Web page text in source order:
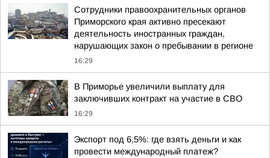
Сотрудники правоохранительных органов
Приморского края активно пресекают
деятельность иностранных граждан,
нарушающих закон о пребывании в регионе
16:29
В Приморье увеличили выплату для
заключивших контракт на участие в СВО
16:29
Экспорт под 6,5%: где взять деньги и как
провести международный платеж?